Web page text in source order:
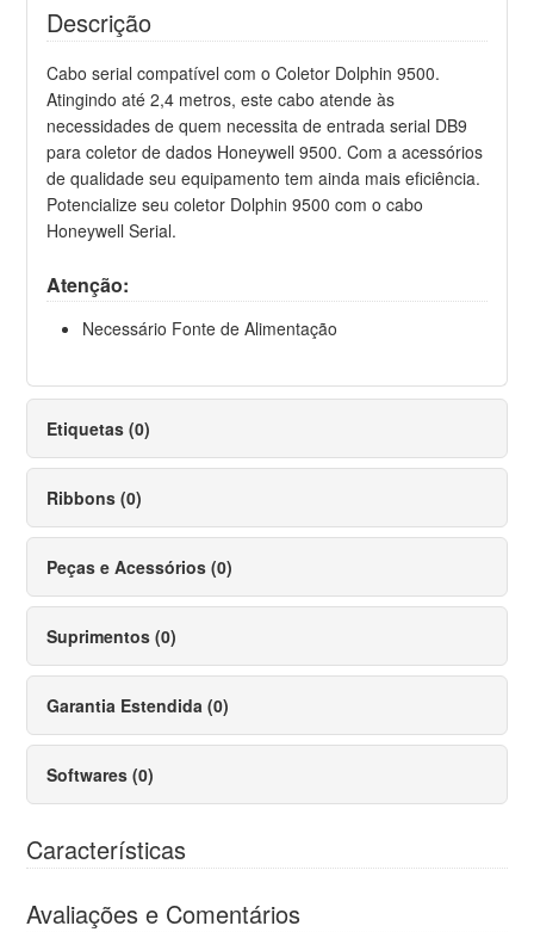
Descrição
Cabo serial compatível com o Coletor Dolphin 9500.
Atingindo até 2,4 metros, este cabo atende às
necessidades de quem necessita de entrada serial DB9
para coletor de dados Honeywell 9500. Com a acessórios
de qualidade seu equipamento tem ainda mais eficiência.
Potencialize seu coletor Dolphin 9500 com o cabo
Honeywell Serial.
Atenção:
Necessário Fonte de Alimentação
Etiquetas (0)
Ribbons (0)
Peças e Acessórios (0)
Suprimentos (0)
Garantia Estendida (0)
Softwares (0)
Características
Avaliações e Comentários